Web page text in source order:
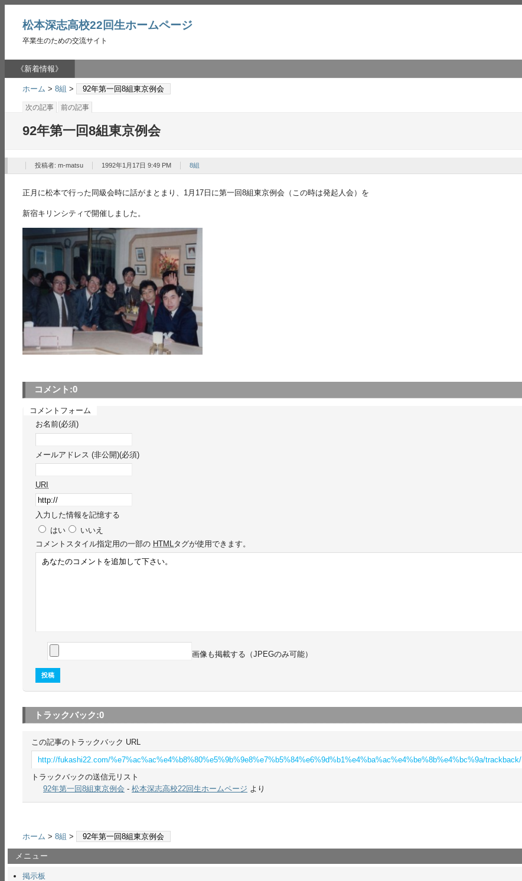
松本深志高校22回生ホームページ
卒業生のための交流サイト
《新着情報》
ホーム > 8組 > 92年第一回8組東京例会
次の記事 前の記事
92年第一回8組東京例会
投稿者: m-matsu 1992年1月17日 9:49 PM 8組
正月に松本で行った同級会時に話がまとまり、1月17日に第一回8組東京例会（この時は発起人会）を
新宿キリンシティで開催しました。
コメント:0
コメントフォーム
お名前(必須)
メールアドレス (非公開)(必須)
URI
入力した情報を記憶する
はい
いいえ
コメント スタイル指定用の一部の HTML タグが使用できます。
画像も掲載する（JPEGのみ可能）
トラックバック:0
この記事のトラックバック URL
http://fukashi22.com/%e7%ac%ac%e4%b8%80%e5%9b%9e8%e7%b5%84%e6%9d%b1%e4%ba%ac%e4%be%8b%e4%bc%9a/trackback/
トラックバックの送信元リスト
92年第一回8組東京例会 - 松本深志高校22回生ホームページ より
ホーム > 8組 > 92年第一回8組東京例会
メニュー
掲示板